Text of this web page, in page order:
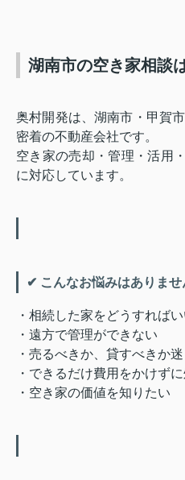
湖南市の空き家相談
奥村開発は、湖南市・甲賀
密着の不動産会社です。
空き家の売却・管理・活用
に対応しています。
✔ こんなお悩みはありませ
・相続した家をどうすれば
・遠方で管理ができない
・売るべきか、貸すべきか
・できるだけ費用をかけず
・空き家の価値を知りたい